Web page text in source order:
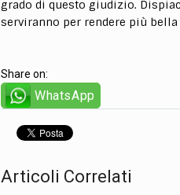
grado di questo giudizio.
serviranno per rendere più
Share on:
WhatsApp
Articoli Correlati